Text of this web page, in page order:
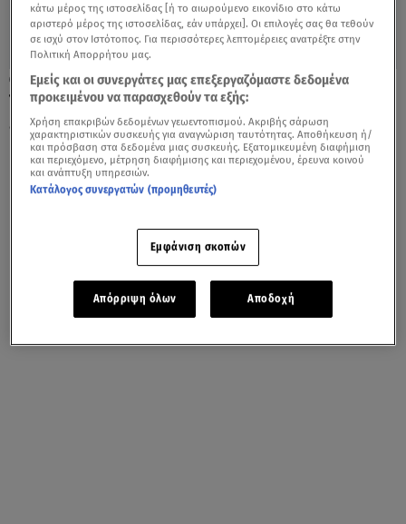
06.03.22, 08:33
Τι είναι ο σχολικός και διαδικτυακός
εκφοβισμός-Συμβουλές αντιμετώπισης
κάτω μέρος της ιστοσελίδας [ή το αιωρούμενο εικονίδιο στο κάτω
αριστερό μέρος της ιστοσελίδας, εάν υπάρχει]. Οι επιλογές σας θα τεθούν
σε ισχύ στον Ιστότοπος. Για περισσότερες λεπτομέρειες ανατρέξτε στην
Πολιτική Απορρήτου μας.
Εμείς και οι συνεργάτες μας επεξεργαζόμαστε δεδομένα
προκειμένου να παρασχεθούν τα εξής:
Χρήση επακριβών δεδομένων γεωεντοπισμού. Ακριβής σάρωση
χαρακτηριστικών συσκευής για αναγνώριση ταυτότητας. Αποθήκευση ή/
και πρόσβαση στα δεδομένα μιας συσκευής. Εξατομικευμένη διαφήμιση
και περιεχόμενο, μέτρηση διαφήμισης και περιεχομένου, έρευνα κοινού
και ανάπτυξη υπηρεσιών.
Κατάλογος συνεργατών (προμηθευτές)
Εμφάνιση σκοπών
Απόρριψη όλων Αποδοχή